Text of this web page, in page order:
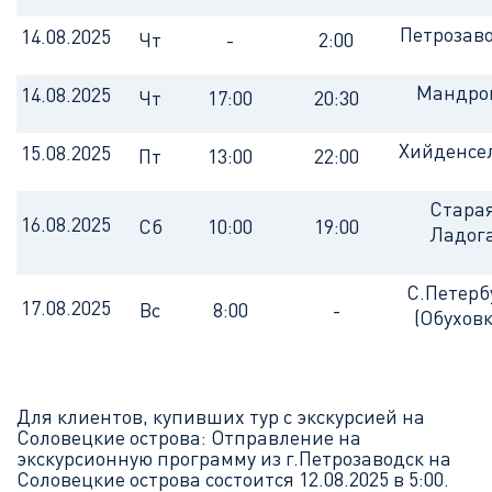
14.08.2025 Чт - 2:00
14.08.2025 Чт 17:00 20:30
15.08.2025 Пт 13:00 22:00
16.08.2025 Сб 10:00 19:00
17.08.2025 Вс 8:00 -
Для клиентов, купивших тур с экскурсией на
Соловецкие острова: Отправление на
экскурсионную программу из г.Петрозаводск на
Соловецкие острова состоится 12.08.2025 в 5:00.